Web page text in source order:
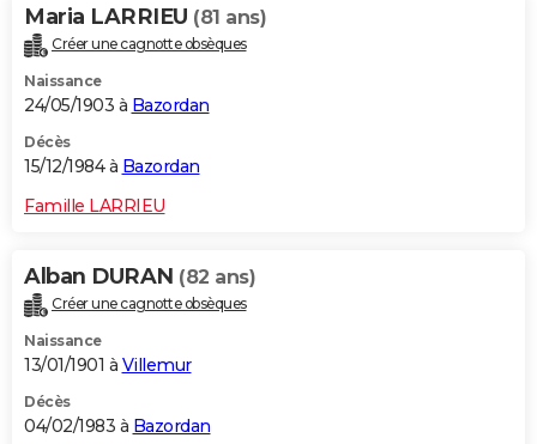
Maria LARRIEU (81 ans)
Créer une cagnotte obsèques
Naissance
24/05/1903 à Bazordan
Décès
15/12/1984 à Bazordan
Famille LARRIEU
Alban DURAN (82 ans)
Créer une cagnotte obsèques
Naissance
13/01/1901 à Villemur
Décès
04/02/1983 à Bazordan